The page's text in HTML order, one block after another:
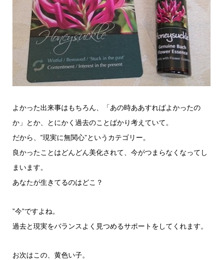
よかった出来事はもちろん、「あの時ああすればよかったの
か」とか、とにかく過去のことばかり考えていて。
だから、”現実に無関心”というカテゴリー。
良かったことはどんどん美化されて、今がつまらなくなってし
まいます。
あなたが生きてるのはどこ？
”今”ですよね。
過去と現実をバランスよく見つめるサポートをしてくれます。
お次はこの、黄色い子。